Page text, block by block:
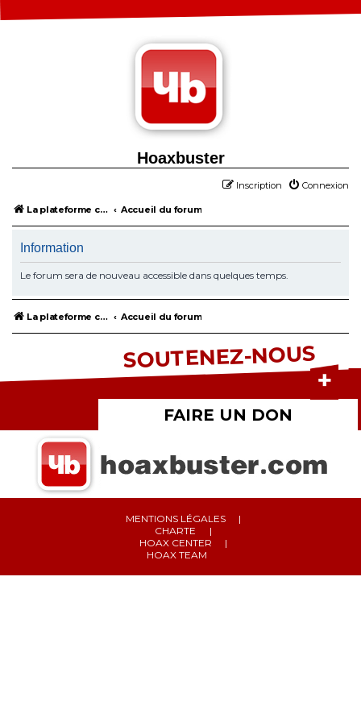
Hoaxbuster
Connexion
Inscription
La plateforme collaborative contre la désinformation Accueil du forum
Information
Le forum sera de nouveau accessible dans quelques temps.
La plateforme collaborative contre la désinformation Accueil du forum
SOUTENEZ-NOUS
FAIRE UN DON
MENTIONS LÉGALES
CHARTE
HOAX CENTER
HOAX TEAM